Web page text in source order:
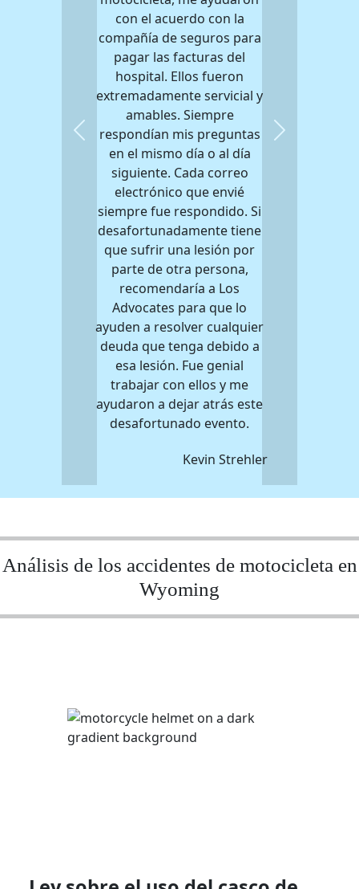
con el acuerdo con la
compañía de seguros para
pagar las facturas del
hospital. Ellos fueron
extremadamente servicial y
amables. Siempre
respondían mis preguntas
en el mismo día o al día
siguiente. Cada correo
electrónico que envié
siempre fue respondido. Si
desafortunadamente tiene
que sufrir una lesión por
parte de otra persona,
recomendaría a Los
Advocates para que lo
ayuden a resolver cualquier
deuda que tenga debido a
esa lesión. Fue genial
trabajar con ellos y me
ayudaron a dejar atrás este
desafortunado evento.
Kevin Strehler
Previous Next
Análisis de los accidentes de motocicleta en
Wyoming